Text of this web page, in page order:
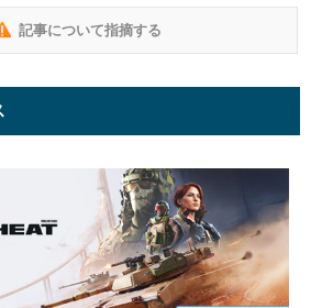
記事について指摘する